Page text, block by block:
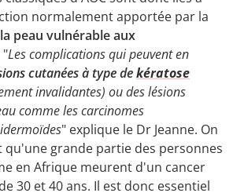
normalement apportée par la
la peau vulnérable aux
"Les complications qui peuvent en
cutanées à type dekératose
invalidantes) ou des lésions
comme les carcinomes
" explique le Dr Jeanne. On
grande partie des personnes
en Afrique meurent d'un cancer
30 et 40 ans. Il est donc essentiel